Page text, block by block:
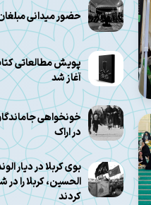
حضور میدانی
پویش مطالعاتی
آغاز شد
خونخواهی
در اراک
بوی کربلا در دیار
الحسین، کربلا را
کردند